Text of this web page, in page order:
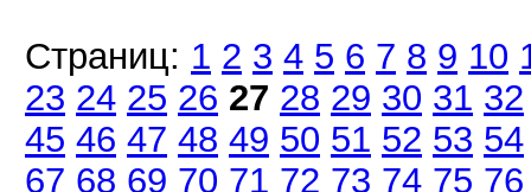
Страниц: 1 2 3 4 5 6 7 8 9 10
23 24 25 26 27 28 29 30 31 32
45 46 47 48 49 50 51 52 53 54
67 68 69 70 71 72 73 74 75 76